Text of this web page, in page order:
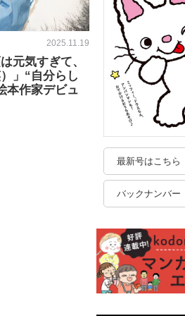
2025.11.19
元気すぎて、
」“自分らし
本作家デビュ
最新号はこちら
バックナンバー